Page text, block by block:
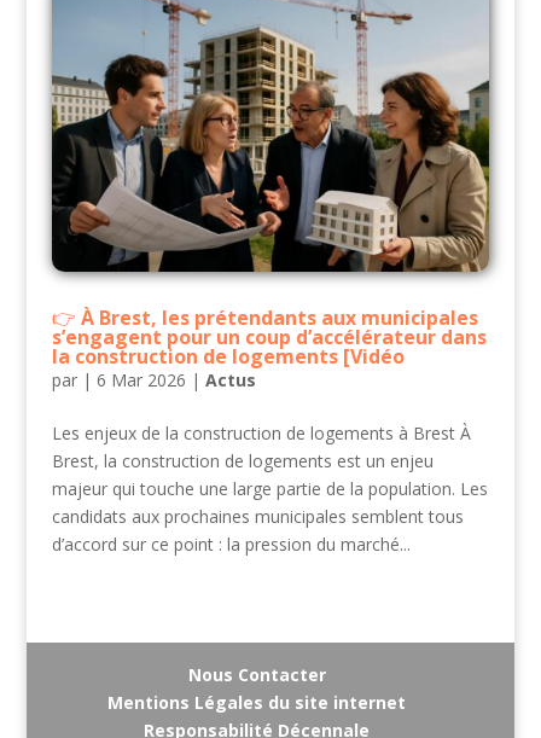
À Brest, les prétendants aux municipales
s’engagent pour un coup d’accélérateur dans
la construction de logements [Vidéo
par | 6 Mar 2026 | Actus
Les enjeux de la construction de logements à Brest À
Brest, la construction de logements est un enjeu
majeur qui touche une large partie de la population. Les
candidats aux prochaines municipales semblent tous
d’accord sur ce point : la pression du marché...
Nous Contacter
Mentions Légales du site internet
Responsabilité Décennale